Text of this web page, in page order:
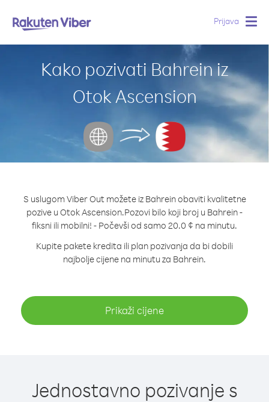
Prijava
Kako pozivati Bahrein iz
Otok Ascension
S uslugom Viber Out možete iz Bahrein obaviti kvalitetne
pozive u Otok Ascension.Pozovi bilo koji broj u Bahrein -
fiksni ili mobilni! - Počevši od samo 20.0 ¢ na minutu.
Kupite pakete kredita ili plan pozivanja da bi dobili
najbolje cijene na minutu za Bahrein.
Prikaži cijene
Jednostavno pozivanje s